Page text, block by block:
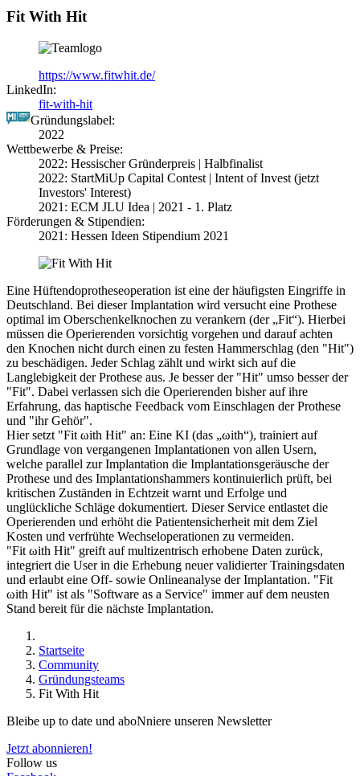
Fit With Hit
https://www.fitwhit.de/
LinkedIn:
fit-with-hit
Gründungslabel:
2022
Wettbewerbe & Preise:
2022: Hessischer Gründerpreis | Halbfinalist
2022: StartMiUp Capital Contest | Intent of Invest (jetzt
Investors' Interest)
2021: ECM JLU Idea | 2021 - 1. Platz
Förderungen & Stipendien:
2021: Hessen Ideen Stipendium 2021
Eine Hüftendoprotheseoperation ist eine der häufigsten Eingriffe in
Deutschland. Bei dieser Implantation wird versucht eine Prothese
optimal im Oberschenkelknochen zu verankern (der „Fit“). Hierbei
müssen die Operierenden vorsichtig vorgehen und darauf achten
den Knochen nicht durch einen zu festen Hammerschlag (den "Hit")
zu beschädigen. Jeder Schlag zählt und wirkt sich auf die
Langlebigkeit der Prothese aus. Je besser der "Hit" umso besser der
"Fit". Dabei verlassen sich die Operierenden bisher auf ihre
Erfahrung, das haptische Feedback vom Einschlagen der Prothese
und "ihr Gehör".
Hier setzt "Fit ωith Hit" an: Eine KI (das „ωith“), trainiert auf
Grundlage von vergangenen Implantationen von allen Usern,
welche parallel zur Implantation die Implantationsgeräusche der
Prothese und des Implantationshammers kontinuierlich prüft, bei
kritischen Zuständen in Echtzeit warnt und Erfolge und
unglückliche Schläge dokumentiert. Dieser Service entlastet die
Operierenden und erhöht die Patientensicherheit mit dem Ziel
Kosten und verfrühte Wechseloperationen zu vermeiden.
"Fit ωith Hit" greift auf multizentrisch erhobene Daten zurück,
integriert die User in die Erhebung neuer validierter Trainingsdaten
und erlaubt eine Off- sowie Onlineanalyse der Implantation. "Fit
ωith Hit" ist als "Software as a Service" immer auf dem neusten
Stand bereit für die nächste Implantation.
Startseite
Community
Gründungsteams
Fit With Hit
Bleibe up to date und aboNniere unseren Newsletter
Jetzt abonnieren!
Follow us